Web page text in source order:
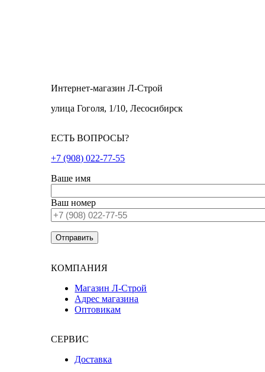
Интернет-магазин Л-Строй
улица Гоголя, 1/10, Лесосибирск
ЕСТЬ ВОПРОСЫ?
+7 (908) 022-77-55
Ваше имя
Ваш номер
КОМПАНИЯ
Магазин Л-Строй
Адрес магазина
Оптовикам
СЕРВИС
Доставка